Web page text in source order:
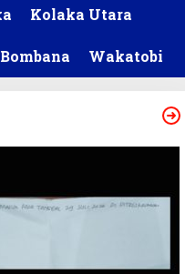
Kolaka Utara
Bombana Wakatobi